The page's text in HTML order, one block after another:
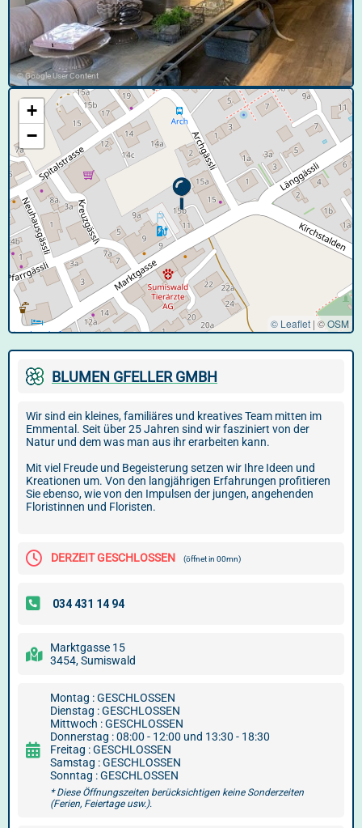
© Google User Content
+
−
© Leaflet | ©OSM
BLUMEN GFELLER GMBH
Wir sind ein kleines, familiäres und kreatives Team mitten im
Emmental. Seit über 25 Jahren sind wir fasziniert von der
Natur und dem was man aus ihr erarbeiten kann.
Mit viel Freude und Begeisterung setzen wir Ihre Ideen und
Kreationen um. Von den langjährigen Erfahrungen profitieren
Sie ebenso, wie von den Impulsen der jungen, angehenden
Floristinnen und Floristen.
DERZEIT GESCHLOSSEN (öffnet in 00mn)
Marktgasse 15
3454, Sumiswald
Montag : GESCHLOSSEN
Dienstag : GESCHLOSSEN
Mittwoch : GESCHLOSSEN
Donnerstag : 08:00 - 12:00 und 13:30 - 18:30
Freitag : GESCHLOSSEN
Samstag : GESCHLOSSEN
Sonntag : GESCHLOSSEN
* Diese Öffnungszeiten berücksichtigen keine Sonderzeiten
(Ferien, Feiertage usw.).